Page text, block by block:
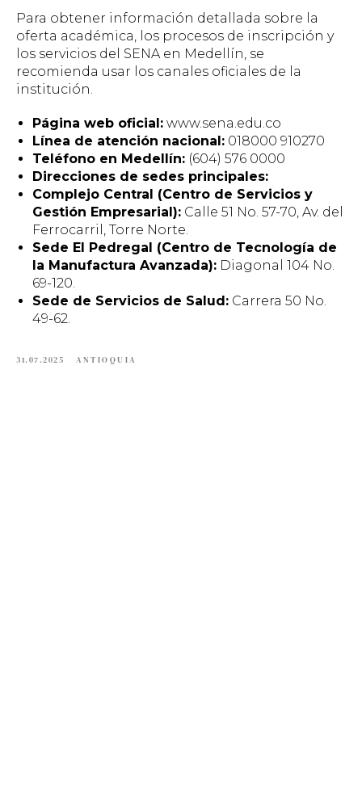
Para obtener información detallada sobre la
oferta académica, los procesos de inscripción y
los servicios del SENA en Medellín, se
recomienda usar los canales oficiales de la
institución.
Página web oficial: www.sena.edu.co
Línea de atención nacional: 018000 910270
Teléfono en Medellín: (604) 576 0000
Direcciones de sedes principales:
Complejo Central (Centro de Servicios y
Gestión Empresarial): Calle 51 No. 57-70, Av. del
Ferrocarril, Torre Norte.
Sede El Pedregal (Centro de Tecnología de
la Manufactura Avanzada): Diagonal 104 No.
69-120.
Sede de Servicios de Salud: Carrera 50 No.
49-62.
31.07.2025 ANTIOQUIA